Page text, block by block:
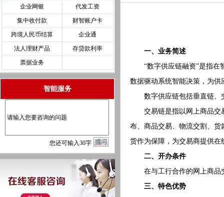
企业网银
代发工资
集中收付款
财智账户卡
跨境人民币结算
企业通
法人理财产品
存贷款利率
票据业务
智能服务
您还可输入30字
一、业务简述
“数字供应链融资”是指在智
数据驱动系统智能决策，为
数字供应链包括垂直链、
交易链是指以网上商品交易
布、商品交易、物流交割、
货作为保障，为交易商提供
二、开办条件
在与工行合作的网上商品
三、特色优势